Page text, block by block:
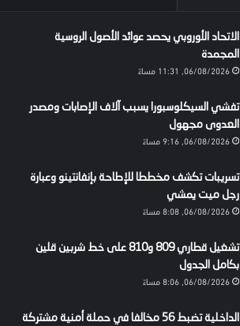
الاتحاد الأوروبي يحصد عوائد الأصول الروسية
المجمدة
06/08/2026, 11:31 مساءً
تفشي السيكلوسبورا يسبب آلاف الإصابات ومصدر
العدوى مجهول
06/08/2026, 9:16 مساءً
تسريبات تكشف مخططا للإطاحة بإنفانتينو وعبارة
رجل ميت يمشي
06/08/2026, 8:08 مساءً
تشغيل قطاري 809 و810 على خط شربين قلين
بكامل الجدول
06/08/2026, 8:06 مساءً
الداخلية تضبط 56 مخالفا في حملة أمنية مشتركة